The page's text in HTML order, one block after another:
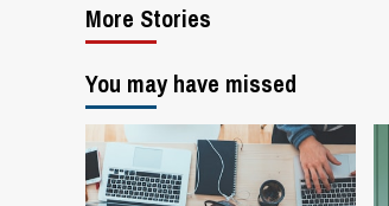
More Stories
You may have missed